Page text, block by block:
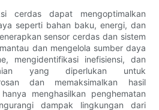
cerdas dapat mengoptimalkan
seperti bahan baku, energi, dan
sensor cerdas dan sistem
dan mengelola sumber daya
mengidentifikasi inefisiensi, dan
yang diperlukan untuk
dan memaksimalkan hasil
menghasilkan penghematan
dampak lingkungan dari